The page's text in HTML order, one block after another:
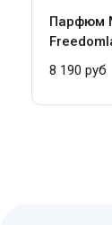
Парфюм
8 190 руб